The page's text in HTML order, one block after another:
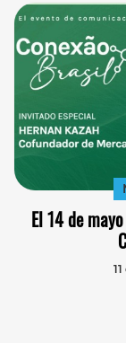
El 14 de